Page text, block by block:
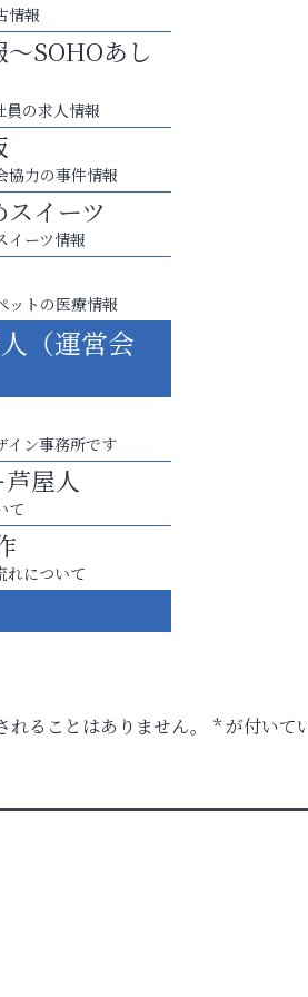
当によかった。」
スパイラル）
情報
SOHOあし
員の求人情報
協力の事件情報
イーツ
イーツ情報
ットの医療情報
（運営会
イン事務所です
屋人
て
れについて
ることはありません。 *が付いて